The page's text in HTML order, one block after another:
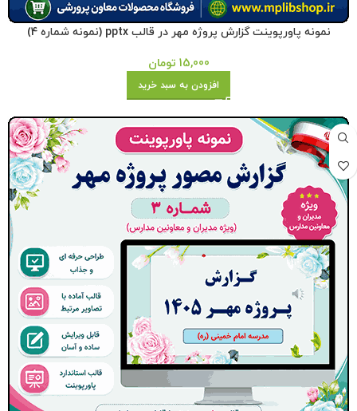
نمونه پاورپوینت گزارش پروژه مهر در قالب pptx (نمونه شماره 4)
15,000 تومان
افزودن به سبد خرید